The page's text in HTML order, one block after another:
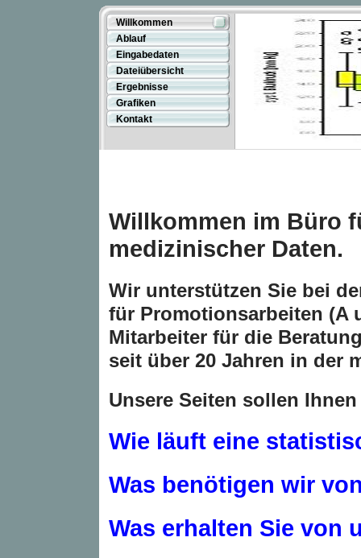
Willkommen
Ablauf
Eingabedaten
Dateiübersicht
Ergebnisse
Grafiken
Kontakt
Willkommen im Büro
medizinischer
Wir unterstützen Sie bei
für Promotionsarbeiten (A
Mitarbeiter für die
seit über 20 Jahren in der
Unsere Seiten sollen
Wie läuft eine
Was benötigen wir
Was erhalten Sie von